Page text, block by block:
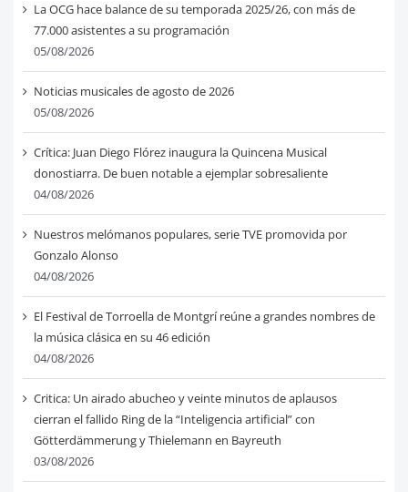
La OCG hace balance de su temporada 2025/26, con más de
77.000 asistentes a su programación
05/08/2026
Noticias musicales de agosto de 2026
05/08/2026
Crítica: Juan Diego Flórez inaugura la Quincena Musical
donostiarra. De buen notable a ejemplar sobresaliente
04/08/2026
Nuestros melómanos populares, serie TVE promovida por
Gonzalo Alonso
04/08/2026
El Festival de Torroella de Montgrí reúne a grandes nombres de
la música clásica en su 46 edición
04/08/2026
Critica: Un airado abucheo y veinte minutos de aplausos
cierran el fallido Ring de la “Inteligencia artificial” con
Götterdämmerung y Thielemann en Bayreuth
03/08/2026